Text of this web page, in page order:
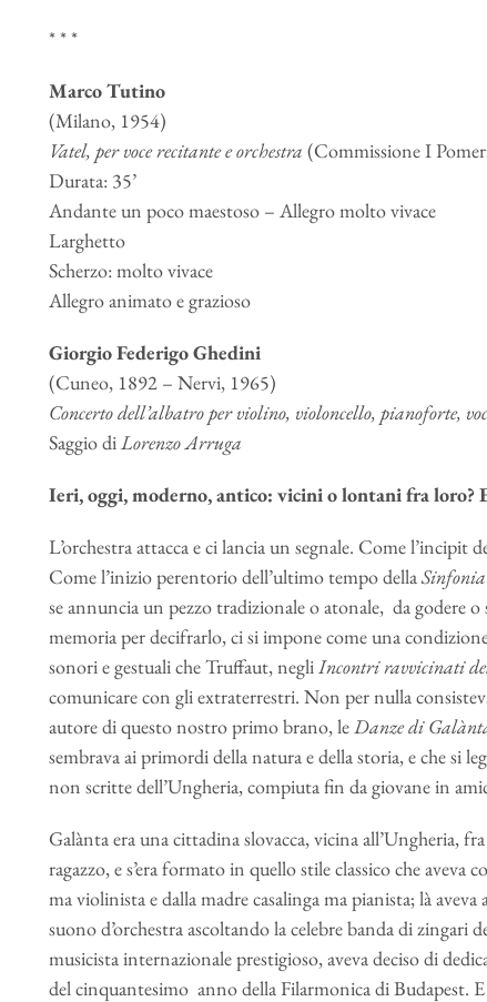
* * *
Marco Tutino
(Milano, 1954)
Vatel, per voce recitante e orchestra (Commissione I
Durata: 35’
Andante un poco maestoso – Allegro molto vivace
Larghetto
Scherzo: molto vivace
Allegro animato e grazioso
Giorgio Federigo Ghedini
(Cuneo, 1892 – Nervi, 1965)
Concerto dell’albatro per violino, violoncello, pianoforte,
Saggio diLorenzo Arruga
Ieri, oggi, moderno, antico: vicini o lontani fra loro?
L’orchestra attacca e ci lancia un segnale. Come l’incipit
Come l’inizio perentorio dell’ultimo tempo della
se annuncia un pezzo tradizionale o atonale, da godere
memoria per decifrarlo, ci si impone come una
sonori e gestuali che Truffaut, negliIncontri ravvicinati
comunicare con gli extraterrestri. Non per nulla
autore di questo nostro primo brano, leDanze di Galà
sembrava ai primordi della natura e della storia, e che si
non scritte dell’Ungheria, compiuta fin da giovane in
Galànta era una cittadina slovacca, vicina all’Ungheria,
ragazzo, e s’era formato in quello stile classico che
ma violinista e dalla madre casalinga ma pianista; là
suono d’orchestra ascoltando la celebre banda di zingari
musicista internazionale prestigioso, aveva deciso di
del cinquantesimo anno della Filarmonica di Budapest.